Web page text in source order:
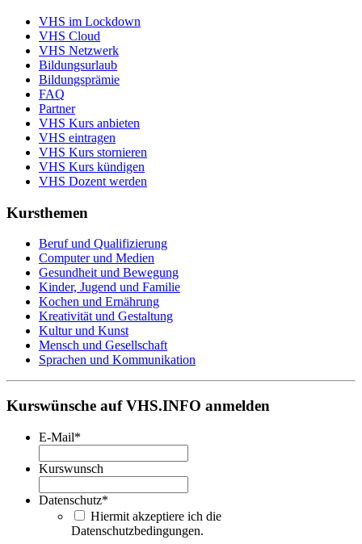
VHS im Lockdown
VHS Cloud
VHS Netzwerk
Bildungsurlaub
Bildungsprämie
FAQ
Partner
VHS Kurs anbieten
VHS eintragen
VHS Kurs stornieren
VHS Kurs kündigen
VHS Dozent werden
Kursthemen
Beruf und Qualifizierung
Computer und Medien
Gesundheit und Bewegung
Kinder, Jugend und Familie
Kochen und Ernährung
Kreativität und Gestaltung
Kultur und Kunst
Mensch und Gesellschaft
Sprachen und Kommunikation
Kurswünsche auf VHS.INFO anmelden
E-Mail*
Kurswunsch
Datenschutz*
Hiermit akzeptiere ich die
Datenschutzbedingungen.